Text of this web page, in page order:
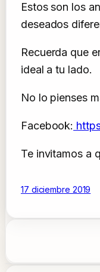
Estos son los
deseados
Recuerda que
ideal a tu lado.
No lo pienses
Facebook:
Te invitamos a
17 diciembre 2019